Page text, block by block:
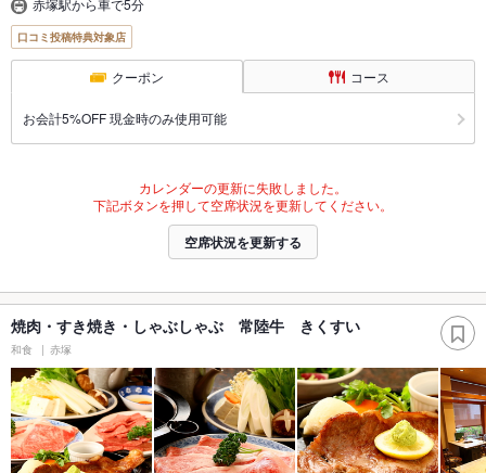
赤塚駅から車で5分
口コミ投稿特典対象店
クーポン コース
お会計5%OFF 現金時のみ使用可能
カレンダーの更新に失敗しました。
下記ボタンを押して空席状況を更新してください。
空席状況を更新する
焼肉・すき焼き・しゃぶしゃぶ 常陸牛 きくすい
和食 赤塚